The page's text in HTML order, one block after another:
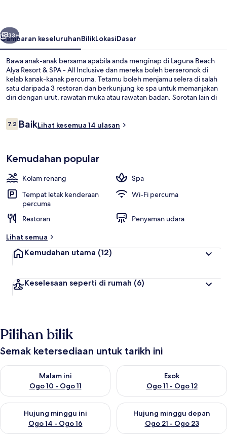
SPA
-
All
Inclusive
Seterusnya
33+
Gambaran keseluruhanBilikLokasiDasar
Bawa anak-anak bersama apabila anda menginap di Laguna Beach
Alya Resort & SPA - All Inclusive dan mereka boleh berseronok di
kelab kanak-kanak percuma. Tetamu boleh menjamu selera di salah
satu daripada 3 restoran dan berkunjung ke spa untuk memanjakan
diri dengan urut, rawatan muka atau rawatan badan. Sorotan lain di
Ulasan
7.27.2 daripada 10
BaikLihat kesemua 14 ulasan
Kemudahan popular
Kolam renang
Spa
Tempat letak kenderaan
percuma
Wi-Fi percuma
Restoran
Penyaman udara
Lihat semua
Kemudahan utama (12)
Keselesaan seperti di rumah (6)
Pilihan bilik
Semak ketersediaan untuk tarikh ini
Malam ini
Ogo 10 - Ogo 11
Semak ketersediaan untuk malam ini Ogo 10 - Ogo 11
Esok
Ogo 11 - Ogo 12
Semak ketersediaan untuk
Hujung minggu ini
Ogo 14 - Ogo 16
Semak ketersediaan untuk hujung minggu ini Ogo 14 - Ogo 16
Hujung minggu depan
Ogo 21 - Ogo 23
Semak ketersediaan untuk